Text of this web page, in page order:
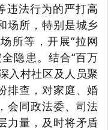
违法行为的严打高
场所，特别是城乡
所等，开展“拉网
隐患。结合“百万
入村社区及人员聚
排查，对家庭、婚
会同政法委、司法
力量，及时将矛盾